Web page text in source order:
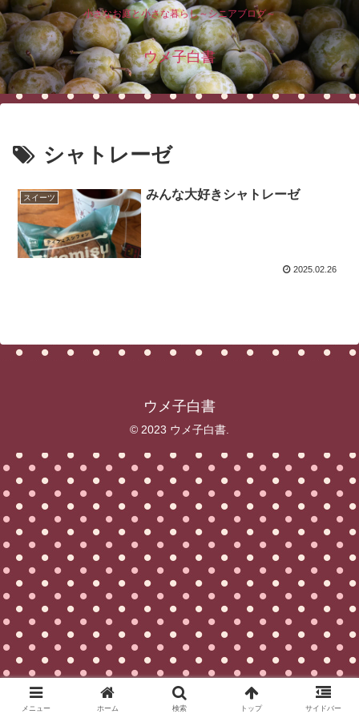
小さなお庭と小さな暮らし～シニアブログ～
ウメ子白書
シャトレーゼ
スイーツ みんな大好きシャトレーゼ
2025.02.26
ウメ子白書
© 2023 ウメ子白書.
メニュー ホーム 検索 トップ サイドバー